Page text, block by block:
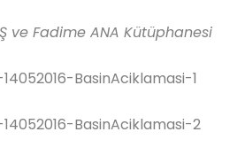
ve Fadime ANA Kütüphanesi